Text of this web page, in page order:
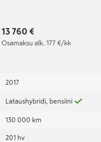
13 760 €
Osamaksu alk. 177 €/kk
2017
Lataushybridi, bensiini
130 000 km
201 hv